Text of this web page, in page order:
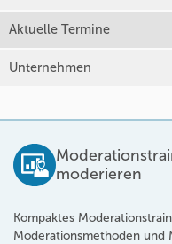
Aktuelle Termine
Unternehmen
moderieren
Kompaktes
Moderationsmethoden